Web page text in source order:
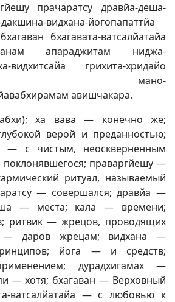
прачаратсу дравйа-деша-
видхана-йогопапаттйа
бхагавата-ватсалйатайа
апараджитам ниджа-
видхитсайа грихита-хридайо
мано-
авишчакара.
ха вава — конечно же;
верой и преданностью;
— с чистым, неоскверненным
праваргйешу —
ритуал, называемый
— совершался; дравйа —
— места; кала — времени;
ритвик — жрецов, проводящих
— даров жрецам; видхана —
йога — и средств;
дурадхигамах —
— хотя; бхагаван — Верховный
ватсалйатайа — с любовью к